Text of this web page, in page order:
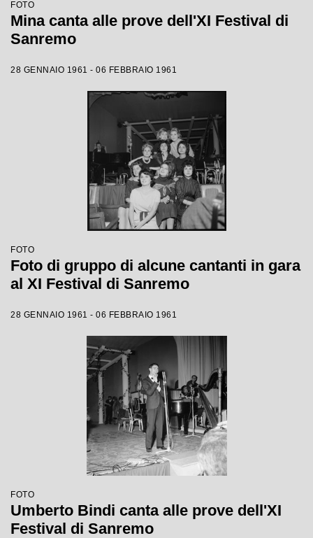
FOTO
Mina canta alle prove dell'XI Festival di
Sanremo
28 GENNAIO 1961 - 06 FEBBRAIO 1961
FOTO
Foto di gruppo di alcune cantanti in gara
al XI Festival di Sanremo
28 GENNAIO 1961 - 06 FEBBRAIO 1961
FOTO
Umberto Bindi canta alle prove dell'XI
Festival di Sanremo